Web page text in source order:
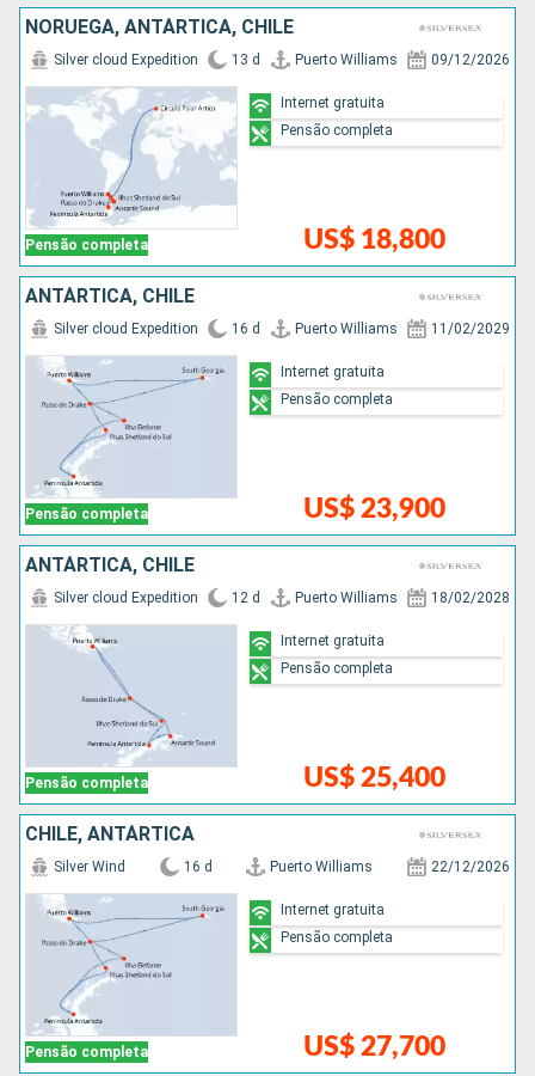
NORUEGA, ANTÁRTICA, CHILE
Pensão completa
Silver cloud Expedition 13 d Puerto Williams 09/12/2026
US$ 18,800
Internet gratuita
Pensão completa
ANTÁRTICA, CHILE
Pensão completa
Silver cloud Expedition 16 d Puerto Williams 11/02/2029
US$ 23,900
Internet gratuita
Pensão completa
ANTÁRTICA, CHILE
Pensão completa
Silver cloud Expedition 12 d Puerto Williams 18/02/2028
US$ 25,400
Internet gratuita
Pensão completa
CHILE, ANTÁRTICA
Pensão completa
Silver Wind 16 d Puerto Williams 22/12/2026
US$ 27,700
Internet gratuita
Pensão completa